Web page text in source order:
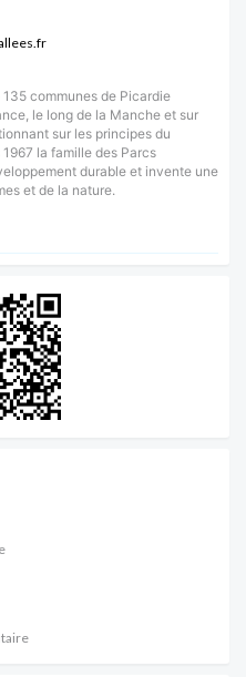
communes de Picardie
le long de la Manche et sur
sur les principes du
la famille des Parcs
durable et invente une
et de la nature.